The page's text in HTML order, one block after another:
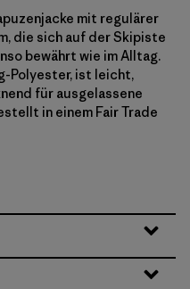
mit regulärer
die sich auf der Skipiste
bewährt wie im Alltag.
Polyester, ist leicht,
für ausgelassene
in einem Fair Trade